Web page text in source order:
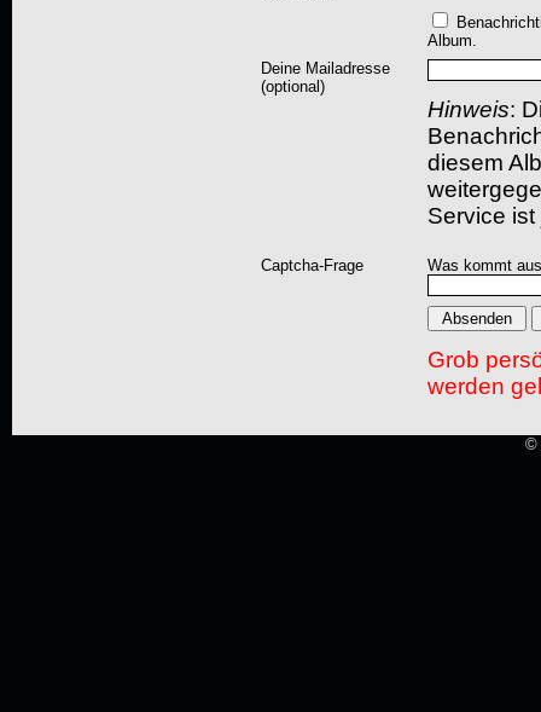
Album.
Deine Mailadresse
(optional)
Hinweis:
diesem
Service
Captcha-Frage Was kommt
Grob
werden
©